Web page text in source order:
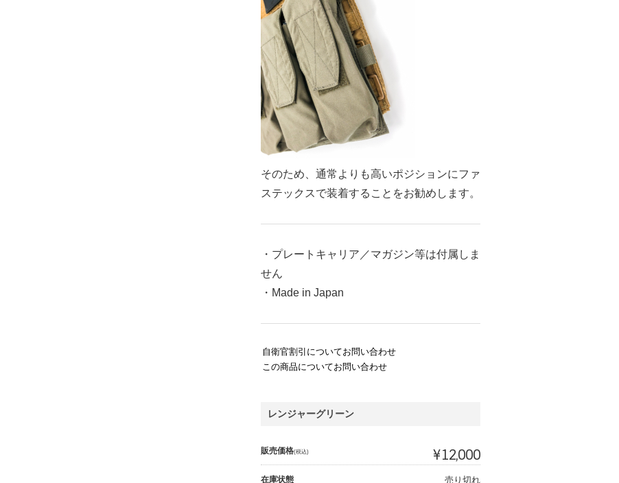
そのため、通常よりも高いポジションにファ
ステックスで装着することをお勧めします。
・プレートキャリア／マガジン等は付属しま
せん
・Made in Japan
自衛官割引についてお問い合わせ
この商品についてお問い合わせ
レンジャーグリーン
販売価格(税込) ¥12,000
在庫状態 売り切れ